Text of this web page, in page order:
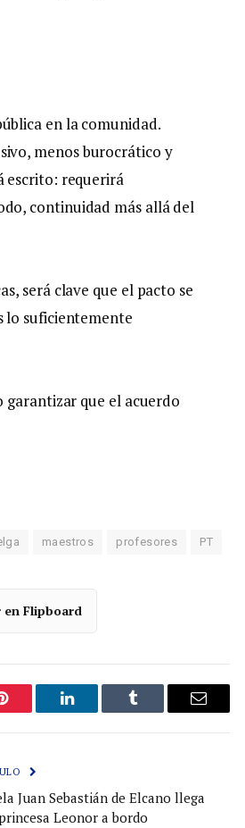
en la comunidad.
menos burocrático y
escrito: requerirá
continuidad más allá del
será clave que el pacto se
lo suficientemente
que el acuerdo
maestros profesores PT
en Flipboard
Pinterest LinkedIn Tumblr
Correo
Juan Sebastián de Elcano llega
Leonor a bordo